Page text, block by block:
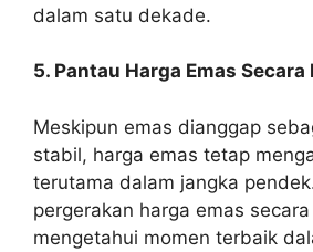
dalam satu dekade.
5. Pantau Harga Emas Secara
Meskipun emas dianggap
stabil, harga emas tetap
terutama dalam jangka
pergerakan harga emas
mengetahui momen terbaik